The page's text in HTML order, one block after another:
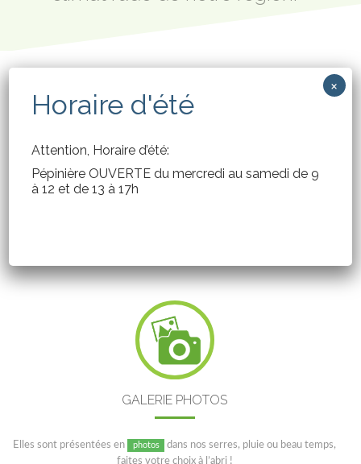
PRODUCTION LOCALE
GALERIE PHOTOS
Elles sont présentées en photos
dans nos serres, pluie ou beau temps,
faites votre choix à l’abri !
Horaire d'été
Attention, Horaire d’été:
Pépinière OUVERTE du mercredi au samedi de 9
à 12 et de 13 à 17h
×